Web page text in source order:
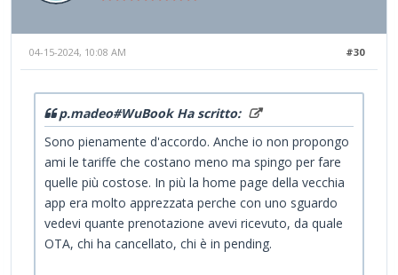
#30
04-15-2024, 10:08 AM
p.madeo#WuBook Ha scritto:
Sono pienamente d'accordo. Anche io non propongo
ami le tariffe che costano meno ma spingo per fare
quelle più costose. In più la home page della vecchia
app era molto apprezzata perche con uno sguardo
vedevi quante prenotazione avevi ricevuto, da quale
OTA, chi ha cancellato, chi è in pending.